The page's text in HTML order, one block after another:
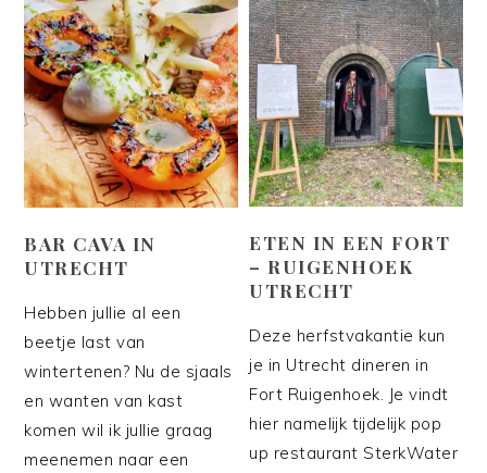
BAR CAVA IN
UTRECHT
Hebben jullie al een
beetje last van
wintertenen? Nu de sjaals
en wanten van kast
komen wil ik jullie graag
meenemen naar een
ETEN IN EEN FORT
– RUIGENHOEK
UTRECHT
Deze herfstvakantie kun
je in Utrecht dineren in
Fort Ruigenhoek. Je vindt
hier namelijk tijdelijk pop
up restaurant SterkWater